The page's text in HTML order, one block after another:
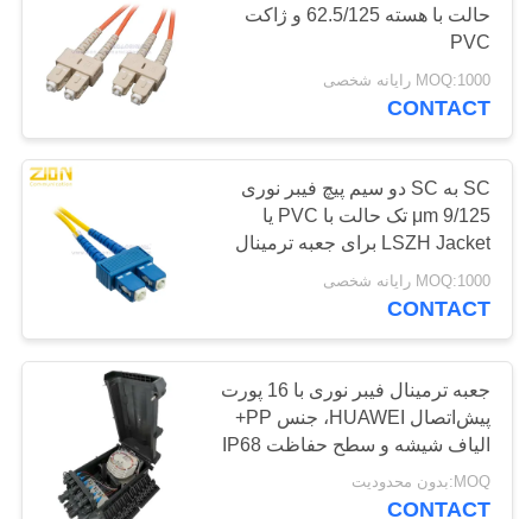
کابل صدا و تصویر
110
کابل کنترل صنعتی
حالت با هسته 62.5/125 و ژاکت
PVC
MOQ:1000 رایانه شخصی
CONTACT
SC به SC دو سیم پیچ فیبر نوری
9/125 μm تک حالت با PVC یا
LSZH Jacket برای جعبه ترمینال
MOQ:1000 رایانه شخصی
CONTACT
جعبه ترمینال فیبر نوری با 16 پورت
پیش‌اتصال HUAWEI، جنس PP+
الیاف شیشه و سطح حفاظت IP68
MOQ:بدون محدودیت
CONTACT